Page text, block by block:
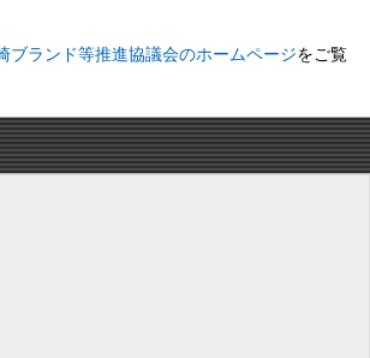
ブランド等推進協議会のホームページをご覧